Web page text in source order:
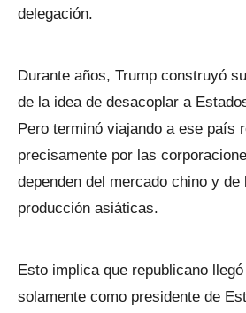
delegación.
Durante años, Trump construyó
de la idea de desacoplar a
Pero terminó viajando a ese país
precisamente por las
dependen del mercado chino y de
producción asiáticas.
Esto implica que republicano
solamente como presidente de